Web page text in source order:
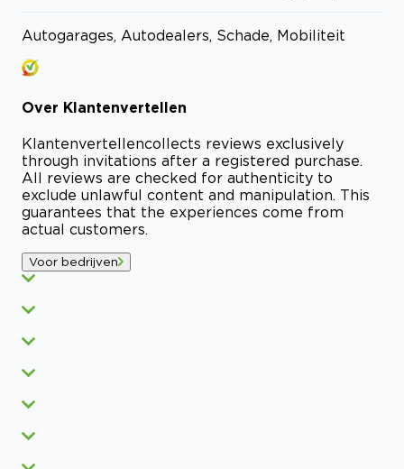
Autogarages, Autodealers, Schade, Mobiliteit
Over Klantenvertellen
Klantenvertellencollects reviews exclusively
through invitations after a registered purchase.
All reviews are checked for authenticity to
exclude unlawful content and manipulation. This
guarantees that the experiences come from
actual customers.
Voor bedrijven